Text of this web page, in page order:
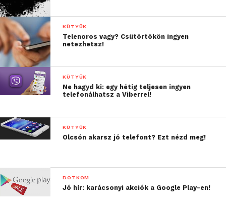
KÜTYÜK
Telenoros vagy? Csütörtökön ingyen
netezhetsz!
KÜTYÜK
Ne hagyd ki: egy hétig teljesen ingyen
telefonálhatsz a Viberrel!
KÜTYÜK
Olcsón akarsz jó telefont? Ezt nézd meg!
DOTKOM
Jó hír: karácsonyi akciók a Google Play-en!